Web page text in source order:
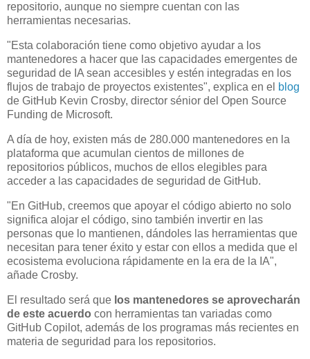
repositorio, aunque no siempre cuentan con las
herramientas necesarias.
"Esta colaboración tiene como objetivo ayudar a los
mantenedores a hacer que las capacidades emergentes de
seguridad de IA sean accesibles y estén integradas en los
flujos de trabajo de proyectos existentes", explica en el blog
de GitHub Kevin Crosby, director sénior del Open Source
Funding de Microsoft.
A día de hoy, existen más de 280.000 mantenedores en la
plataforma que acumulan cientos de millones de
repositorios públicos, muchos de ellos elegibles para
acceder a las capacidades de seguridad de GitHub.
"En GitHub, creemos que apoyar el código abierto no solo
significa alojar el código, sino también invertir en las
personas que lo mantienen, dándoles las herramientas que
necesitan para tener éxito y estar con ellos a medida que el
ecosistema evoluciona rápidamente en la era de la IA",
añade Crosby.
El resultado será que los mantenedores se aprovecharán
de este acuerdo con herramientas tan variadas como
GitHub Copilot, además de los programas más recientes en
materia de seguridad para los repositorios.